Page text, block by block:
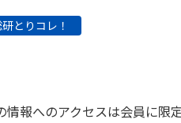
とりコレ！
情報へのアクセスは会員に限